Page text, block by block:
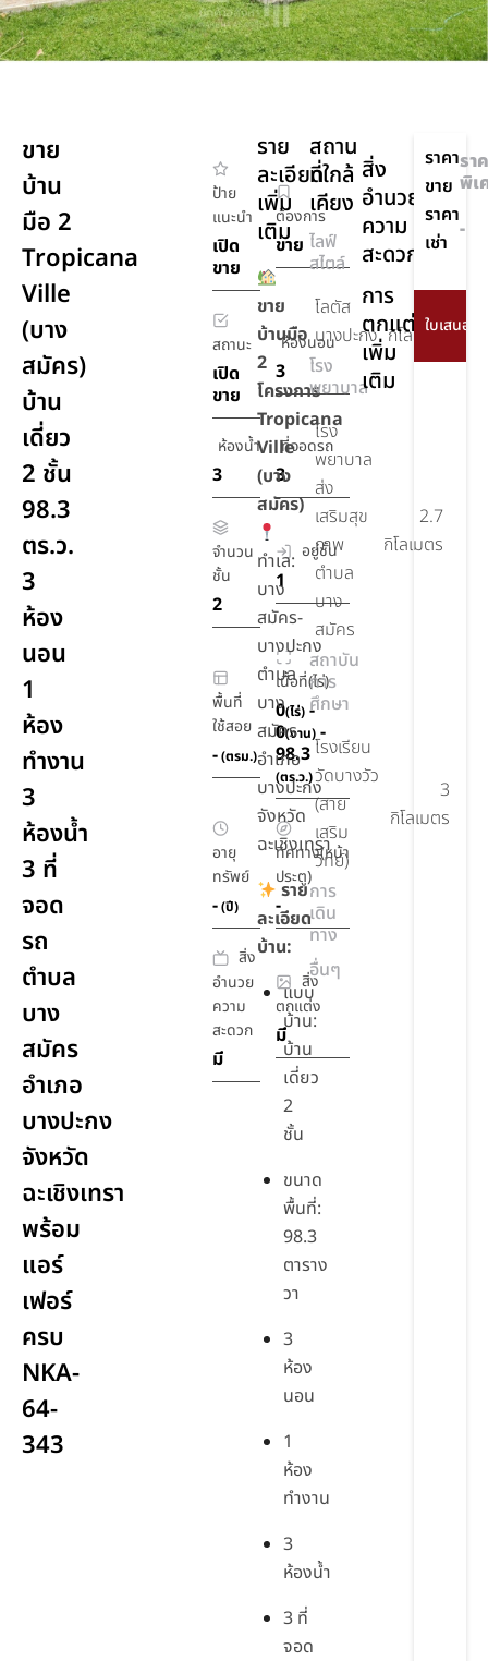
ขาย
บ้าน
มือ 2
Tropicana
Ville
(บาง
สมัคร)
บ้าน
เดี่ยว
2 ชั้น
98.3
ตร.ว.
3
ห้อง
นอน
1
ห้อง
ทำงาน
3
ห้องน้ำ
3 ที่
จอด
รถ
ตำบล
บาง
สมัคร
อำเภอ
บางปะกง
จังหวัด
ฉะเชิงเทรา
พร้อม
แอร์
เฟอร์
ครบ
NKA-
64-
343
ป้าย
แนะนำ
เปิด
ขาย
ต้องการ
ขาย
สถานะ
เปิด
ขาย
ห้องนอน
3
ห้องน้ำ
3
ที่จอดรถ
3
จำนวน
ชั้น
2
อยู่ชั้น
1
พื้นที่
ใช้สอย
-(ตรม.)
เนื้อที่(ไร่)
0(ไร่) -
0(งาน)-
98.3
(ตร.ว.)
อายุ
ทรัพย์
-(ปี)
ทิศทาง(หน้า
ประตู)
-
สิ่ง
อำนวย
ความ
สะดวก
มี
สิ่ง
ตกแต่ง
มี
ราย
ละเอียด
เพิ่ม
เติม
ขาย
บ้านมือ
2
โครงการ
Tropicana
Ville
(บาง
สมัคร)
ทำเล:
บาง
สมัคร-
บางปะกง
ตำบล
บาง
สมัคร
อำเภอ
บางปะกง
จังหวัด
ฉะเชิงเทรา
ราย
ละเอียด
บ้าน:
แบบ
บ้าน:
บ้าน
เดี่ยว
2
ชั้น
ขนาด
พื้นที่:
98.3
ตาราง
วา
3
ห้อง
นอน
1
ห้อง
ทำงาน
3
ห้องน้ำ
3 ที่
จอด
สถาน
ที่ใกล้
เคียง
ไลฟ์
สไตล์
โลตัส
บางปะกง กิโลเมตร
โรง
พยาบาล
โรง
พยาบาล
ส่ง
เสริมสุข
ภาพ
ตำบล
บาง
สมัคร
2.7
กิโลเมตร
สถาบัน
การ
ศึกษา
โรงเรียน
วัดบางวัว
(สาย
เสริม
วิทย์)
3
กิโลเมตร
การ
เดิน
ทาง
อื่นๆ
สิ่ง
อำนวย
ความ
สะดวก
การ
ตกแต่ง
เพิ่ม
เติม
ราคา
ขาย
รา
พิเ
ราคา
เช่า
-